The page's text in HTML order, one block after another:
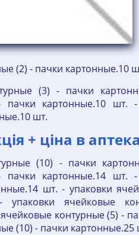
(2) - пачки картонные.10
(3) - пачки
картонные.10 шт.
шт.
+ ціна в
(10) - пачки
картонные.14 шт.
шт. - упаковки
упаковки ячейковые
контурные (5) -
(10) - пачки картонные.25